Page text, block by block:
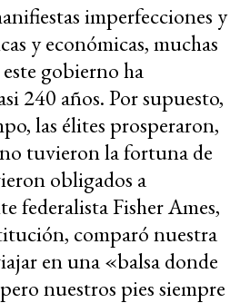
imperfecciones y
y económicas, muchas
gobierno ha
240 años. Por supuesto,
las élites prosperaron,
tuvieron la fortuna de
obligados a
federalista Fisher Ames,
comparó nuestra
en una «balsa donde
nuestros pies siempre